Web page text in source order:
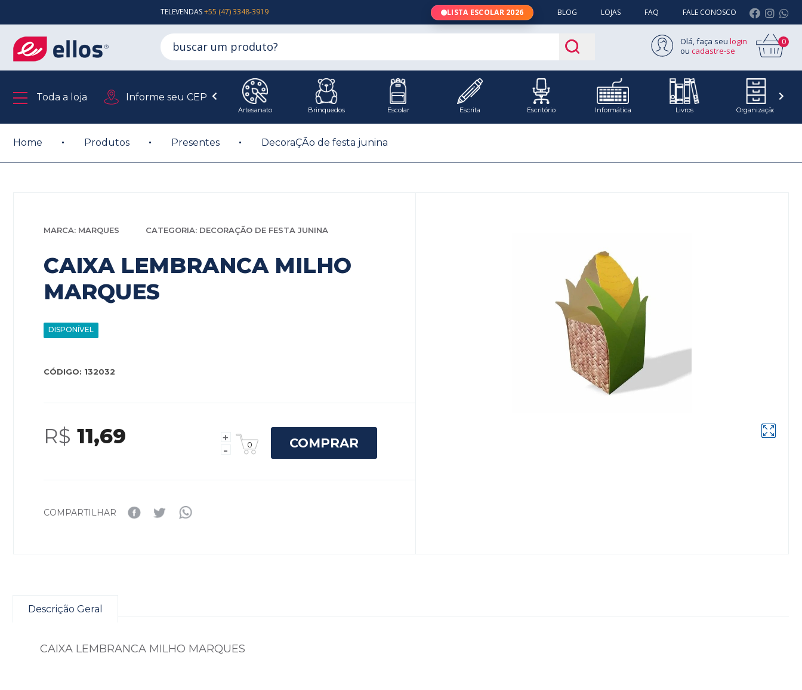
TELEVENDAS+55 (47) 3348-3919 LISTA ESCOLAR 2026 BLOG LOJAS FAQ FALE CONOSCO
Olá, faça seu login
ou cadastre-se
0
Toda a loja Informe seu CEP
Artesanato Brinquedos Escolar Escrita Escritório Informática Livros Organização
Home Produtos Presentes DecoraÇÃo de festa junina
MARCA: MARQUES CATEGORIA: DECORAÇÃO DE FESTA JUNINA
CAIXA LEMBRANCA MILHO
MARQUES
DISPONÍVEL
CÓDIGO: 132032
R$ 11,69 COMPRAR
COMPARTILHAR
Descrição Geral
CAIXA LEMBRANCA MILHO MARQUES